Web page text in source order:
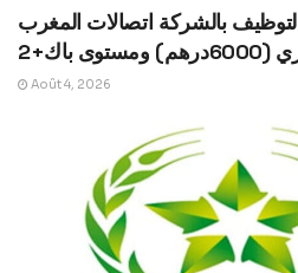
بالشركة اتصالات المغرب
Août 4, 2026